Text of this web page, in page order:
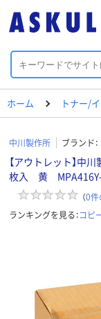
ホーム トナー/
中川製作所 ブランド：
【アウトレット】
枚入 黄
（0件
ランキングを見る：コピ